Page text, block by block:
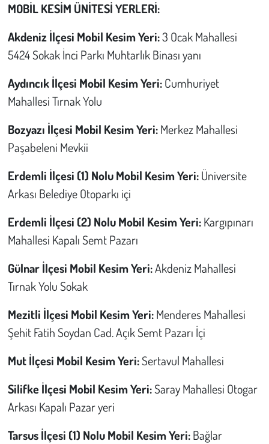
MOBİL KESİM ÜNİTESİ YERLERİ:
Akdeniz İlçesi Mobil Kesim Yeri:3 Ocak Mahallesi
5424 Sokak İnci Parkı Muhtarlık Binası yanı
Aydıncık İlçesi Mobil Kesim Yeri:Cumhuriyet
Mahallesi Tırnak Yolu
Bozyazı İlçesi Mobil Kesim Yeri:Merkez Mahallesi
Paşabeleni Mevkii
Erdemli İlçesi (1) Nolu Mobil Kesim Yeri:Üniversite
Arkası Belediye Otoparkı içi
Erdemli İlçesi (2) Nolu Mobil Kesim Yeri:Kargıpınarı
Mahallesi Kapalı Semt Pazarı
Gülnar İlçesi Mobil Kesim Yeri:Akdeniz Mahallesi
Tırnak Yolu Sokak
Mezitli İlçesi Mobil Kesim Yeri:Menderes Mahallesi
Şehit Fatih Soydan Cad. Açık Semt Pazarı İçi
Mut İlçesi Mobil Kesim Yeri:Sertavul Mahallesi
Silifke İlçesi Mobil Kesim Yeri:Saray Mahallesi Otogar
Arkası Kapalı Pazar yeri
Tarsus İlçesi (1) Nolu Mobil Kesim Yeri:Bağlar